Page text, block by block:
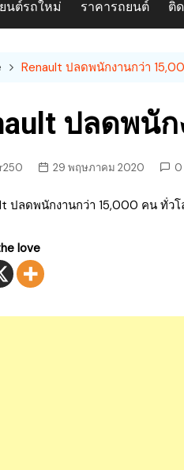
นต์รถใหม่ ราคารถยนต์ ติ
Renault ปลดพนักงานกว่า
ปลดพนั
29 พฤษภาคม 2020 0
love